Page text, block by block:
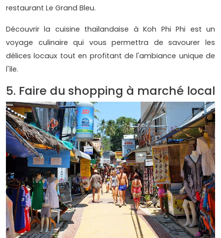
restaurant Le Grand Bleu.
Découvrir la cuisine thaïlandaise à Koh Phi Phi est un
voyage culinaire qui vous permettra de savourer les
délices locaux tout en profitant de l'ambiance unique de
l'île.
5. Faire du shopping à marché local